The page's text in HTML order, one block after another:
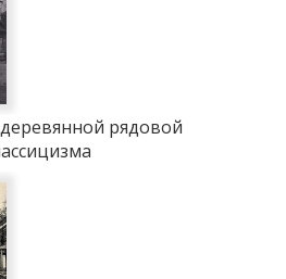
рядовой